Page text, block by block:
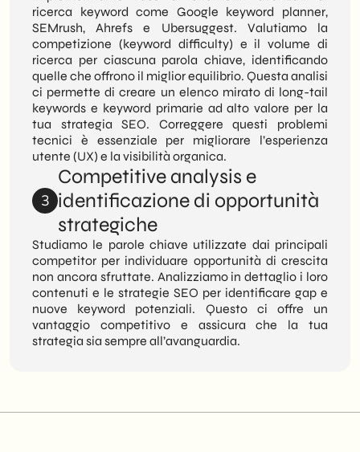
ricerca keyword come Google keyword planner,
SEMrush, Ahrefs e Ubersuggest. Valutiamo la
competizione (keyword difficulty) e il volume di
ricerca per ciascuna parola chiave, identificando
quelle che offrono il miglior equilibrio. Questa analisi
ci permette di creare un elenco mirato di long-tail
keywords e keyword primarie ad alto valore per la
tua strategia SEO. Correggere questi problemi
tecnici è essenziale per migliorare l’esperienza
utente (UX) e la visibilità organica.
3
Competitive analysis e
identificazione di opportunità
strategiche
Studiamo le parole chiave utilizzate dai principali
competitor per individuare opportunità di crescita
non ancora sfruttate. Analizziamo in dettaglio i loro
contenuti e le strategie SEO per identificare gap e
nuove keyword potenziali. Questo ci offre un
vantaggio competitivo e assicura che la tua
strategia sia sempre all’avanguardia.